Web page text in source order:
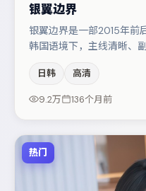
银翼边界
银翼边界是一部2015年前
韩国语境下，主线清晰、
在片中承担叙事驱动，孔
疑调剂（视场次而定）。
日韩 高清
9.2万 136个月前
热门